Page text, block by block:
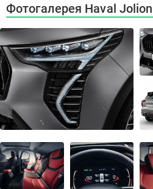
Фотогалерея Haval